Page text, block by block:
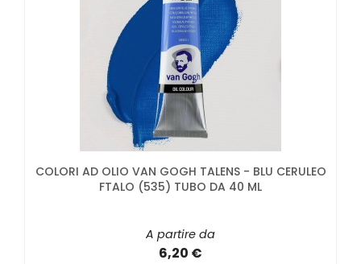
COLORI AD OLIO VAN GOGH TALENS - BLU CERULEO
FTALO (535) TUBO DA 40 ML
A partire da
6,20 €